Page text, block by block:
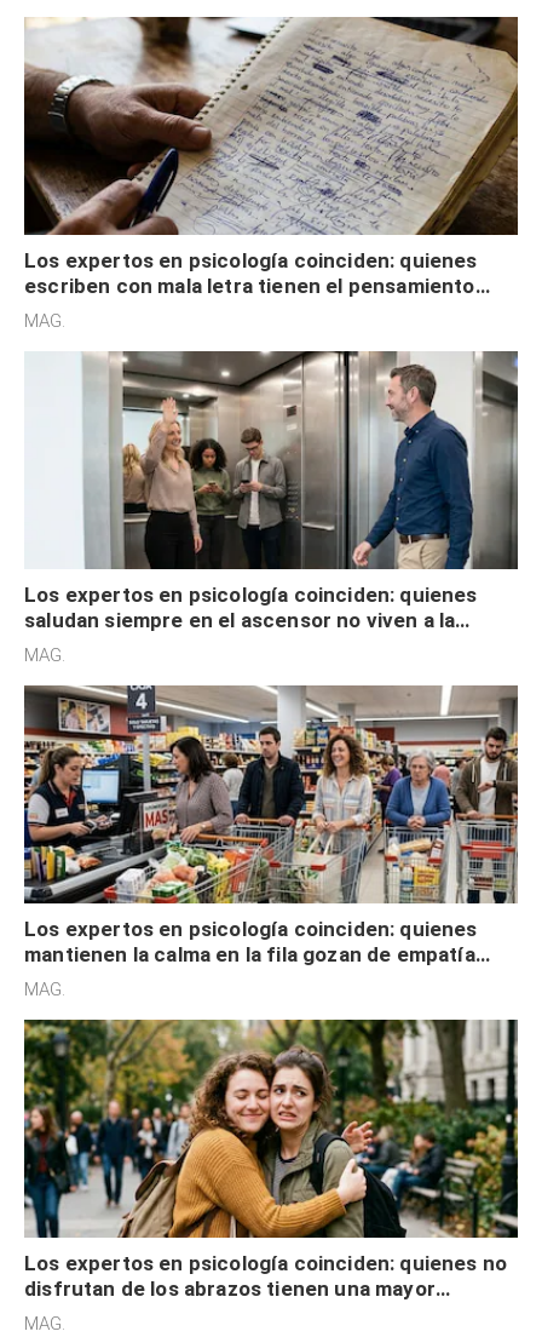
Los expertos en psicología coinciden: quienes
escriben con mala letra tienen el pensamiento
acelerado y no lo hacen por desinterés
MAG.
Los expertos en psicología coinciden: quienes
saludan siempre en el ascensor no viven a la
defensiva y tienen apertura social
MAG.
Los expertos en psicología coinciden: quienes
mantienen la calma en la fila gozan de empatía
cognitiva, gratitud y no solo tienen autocontrol
MAG.
Los expertos en psicología coinciden: quienes no
disfrutan de los abrazos tienen una mayor
sensibilidad a los estímulos físicos y no es por
MAG.